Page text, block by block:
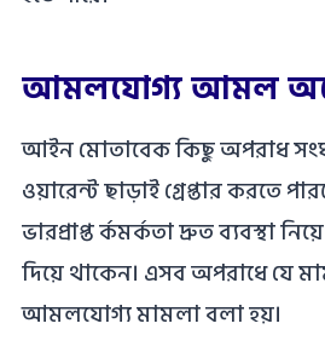
আমলযোগ্য আমল
আইন মোতাবেক কিছু অপরাধ
ওয়ারেন্ট ছাড়াই গ্রেপ্তার করতে
ভারপ্রাপ্ত র্কমর্কতা দ্রুত ব্যবস্থা
দিয়ে থাকেন। এসব অপরাধে যে
আমলযোগ্য মামলা বলা হয়।